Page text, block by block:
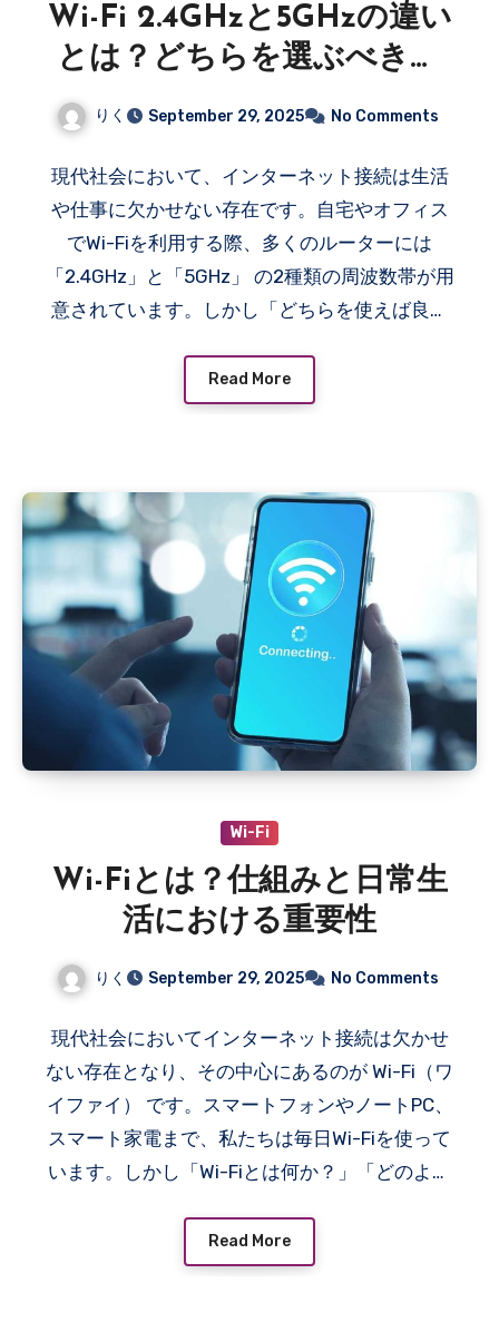
Wi-Fi 2.4GHzと5GHzの違い
とは？どちらを選ぶべきか
りく September 29, 2025 No Comments
現代社会において、インターネット接続は生活
や仕事に欠かせない存在です。自宅やオフィス
でWi-Fiを利用する際、多くのルーターには
「2.4GHz」と「5GHz」 の2種類の周波数帯が用
意されています。しかし「どちらを使えば良い
ん。 本記事では、Wi-Fi 2.4GHzと5GHzの違い
を分かりやすく解説し、メリット・デメリッ
Read More
Wi-Fi
Wi-Fiとは？仕組みと日常生
活における重要性
りく September 29, 2025 No Comments
現代社会においてインターネット接続は欠かせ
ない存在となり、その中心にあるのが Wi-Fi（ワ
イファイ） です。スマートフォンやノートPC、
スマート家電まで、私たちは毎日Wi-Fiを使って
います。しかし「Wi-Fiとは何か？」「どのよう
意外と少ないのではないでしょうか。 本記事で
は、Wi-Fiの意味・仕組み・歴史・日常生活での
Read More